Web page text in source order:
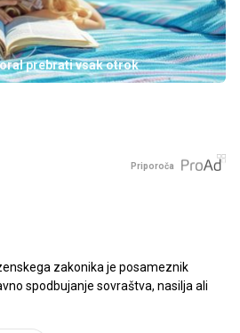
prebrati vsak otrok
Priporoča
zakonika je posameznik
spodbujanje sovraštva, nasilja ali